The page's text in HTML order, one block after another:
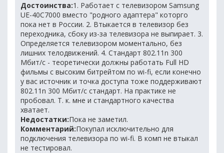
Достоинства:1. Работает с телевизором Samsung
UE-40C7000 вместо "родного адаптера" которго
пока нет в России. 2. Втыкается в телевизор без
переходника, сбоку из-за телевизора не выпирает. 3.
Определяется телевизором моментально, без
лишних телодвижений. 4. Стандарт 802.11n 300
Мбит/с - теоретически должны работать Full HD
фильмы с высоким битрейтом по wi-fi, если конечно
у вас источник и точка доступа тоже поддерживают
802.11n 300 Мбит/с стандарт. На практике не
пробовал. Т. к. мне и стандартного качества
хватает.
Недостатки:Пока не заметил.
Комментарий:Покупал исключительно для
подключения телевизора по wi-fi. В комп не втыкал
не тестировал.